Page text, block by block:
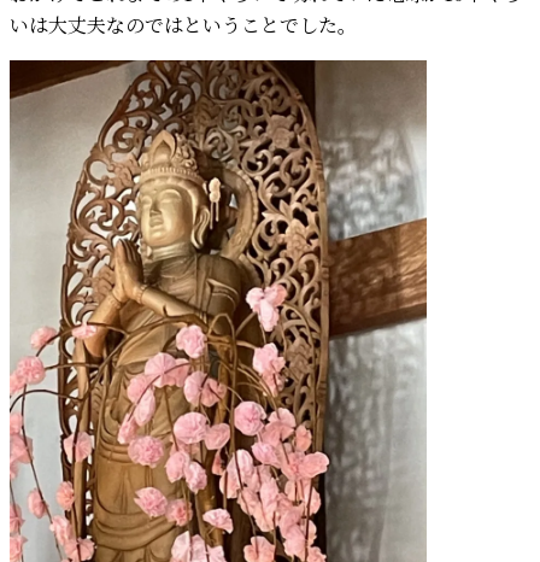
いは大丈夫なのではということでした。